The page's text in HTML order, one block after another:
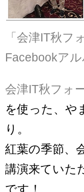
「会津IT秋
Facebookアル
会津IT秋フォ
を使った、や
り。
紅葉の季節、
講演来ていた
です！